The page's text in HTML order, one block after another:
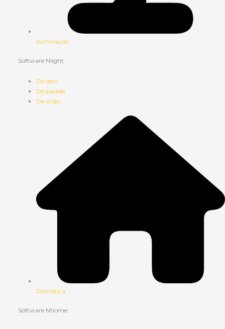
Iluminação
Software Nlight
De teto
De parede
De chão
Domótica
Software Nhome